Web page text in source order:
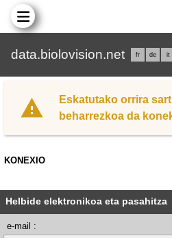
data.biolovision.net fr de it
Eskatutako orrira
beharrezkoa da
KONEXIO
Helbide elektronikoa eta pasahitza
e-mail :